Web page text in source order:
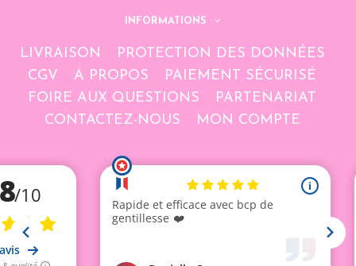
INFORMATIONS
LIVRAISON
PROTECTION DES DONNÉES
CGV
A PROPOS
PAIEMENT SÉCURISÉ
FOIRE AUX QUESTIONS
PARTENARIAT
CONTACTEZ-NOUS
MON COMPTE